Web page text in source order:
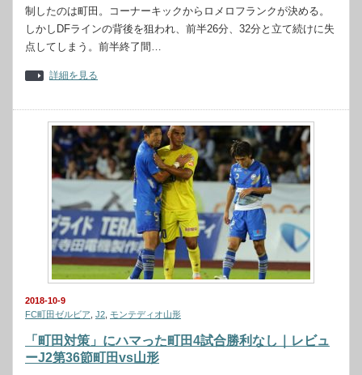
制したのは町田。コーナーキックからロメロフランクが決める。
しかしDFラインの背後を狙われ、前半26分、32分と立て続けに失
点してしまう。前半終了間…
詳細を見る
2018-10-9
FC町田ゼルビア J2 モンテディオ山形
「町田対策」にハマった町田4試合勝利なし｜レビュ
ーJ2第36節町田vs山形